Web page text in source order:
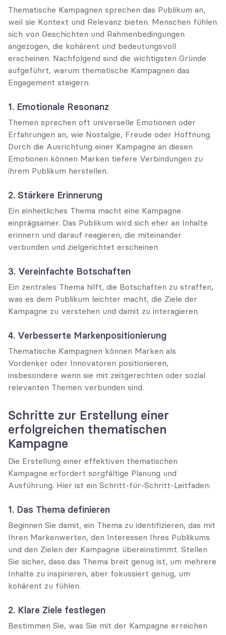
Thematische Kampagnen sprechen das Publikum an,
weil sie Kontext und Relevanz bieten. Menschen fühlen
sich von Geschichten und Rahmenbedingungen
angezogen, die kohärent und bedeutungsvoll
erscheinen. Nachfolgend sind die wichtigsten Gründe
aufgeführt, warum thematische Kampagnen das
Engagement steigern:
1. Emotionale Resonanz
Themen sprechen oft universelle Emotionen oder
Erfahrungen an, wie Nostalgie, Freude oder Hoffnung.
Durch die Ausrichtung einer Kampagne an diesen
Emotionen können Marken tiefere Verbindungen zu
ihrem Publikum herstellen.
2. Stärkere Erinnerung
Ein einheitliches Thema macht eine Kampagne
einprägsamer. Das Publikum wird sich eher an Inhalte
erinnern und darauf reagieren, die miteinander
verbunden und zielgerichtet erscheinen.
3. Vereinfachte Botschaften
Ein zentrales Thema hilft, die Botschaften zu straffen,
was es dem Publikum leichter macht, die Ziele der
Kampagne zu verstehen und damit zu interagieren.
4. Verbesserte Markenpositionierung
Thematische Kampagnen können Marken als
Vordenker oder Innovatoren positionieren,
insbesondere wenn sie mit zeitgerechten oder sozial
relevanten Themen verbunden sind.
Schritte zur Erstellung einer
erfolgreichen thematischen
Kampagne
Die Erstellung einer effektiven thematischen
Kampagne erfordert sorgfältige Planung und
Ausführung. Hier ist ein Schritt-für-Schritt-Leitfaden:
1. Das Thema definieren
Beginnen Sie damit, ein Thema zu identifizieren, das mit
Ihren Markenwerten, den Interessen Ihres Publikums
und den Zielen der Kampagne übereinstimmt. Stellen
Sie sicher, dass das Thema breit genug ist, um mehrere
Inhalte zu inspirieren, aber fokussiert genug, um
kohärent zu fühlen.
2. Klare Ziele festlegen
Bestimmen Sie, was Sie mit der Kampagne erreichen